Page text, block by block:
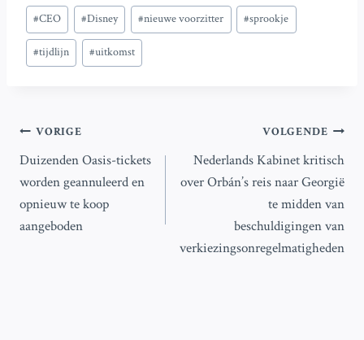
Bericht
tags:
#CEO #Disney #nieuwe voorzitter #sprookje
#tijdlijn #uitkomst
Bericht
navigatie
VORIGE
Duizenden Oasis-tickets
worden geannuleerd en
opnieuw te koop
aangeboden
VOLGENDE
Nederlands Kabinet kritisch
over Orbán’s reis naar Georgië
te midden van
beschuldigingen van
verkiezingsonregelmatigheden